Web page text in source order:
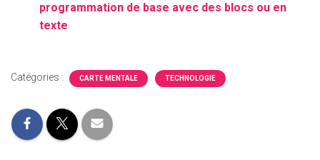
programmation de base avec des blocs ou en
texte
Catégories : CARTE MENTALE TECHNOLOGIE